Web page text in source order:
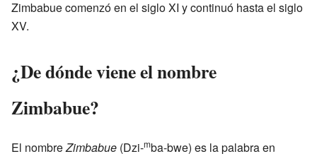
Zimbabue comenzó en el siglo XI y continuó hasta el siglo
XV.
¿De dónde viene el nombre
Zimbabue?
El nombreZimbabue (Dzi-mba-bwe) es la palabra en